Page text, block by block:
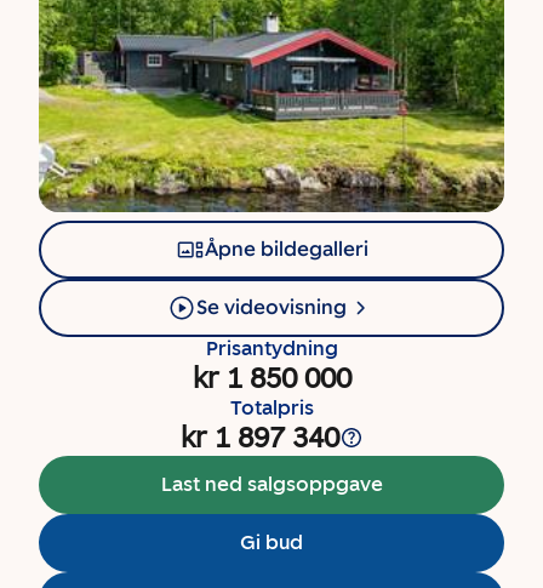
Åpne bildegalleri
Se videovisning
Prisantydning
kr 1 850 000
Totalpris
kr 1 897 340
Last ned salgsoppgave
Gi bud